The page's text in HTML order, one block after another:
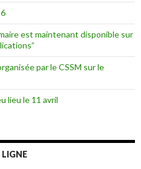
est maintenant disponible sur
par le CSSM sur le
lieu le 11 avril
LIGNE